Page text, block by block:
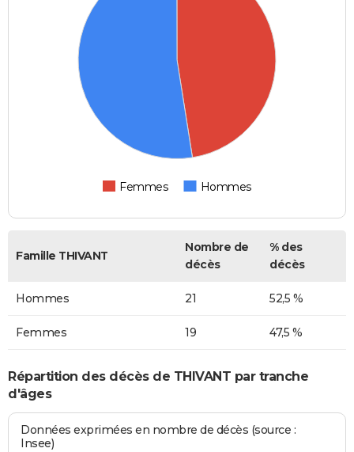
Femmes Hommes
Famille THIVANT
Nombre de
décès
% des
décès
Hommes 21 52,5 %
Femmes 19 47,5 %
Répartition des décès de THIVANT par tranche
d'âges
Données exprimées en nombre de décès (source :
Insee)